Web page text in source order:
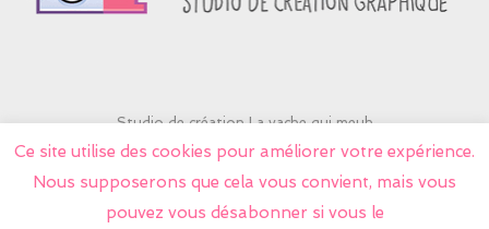
Studio de création La vache qui meuh
contactlavache@yahoo.fr
© Tous droits réservés 2026 La vache qui meuh
Mentions légales-CGV
Ce site utilise des cookies pour améliorer votre expérience.
Nous supposerons que cela vous convient, mais vous
pouvez vous désabonner si vous le